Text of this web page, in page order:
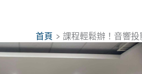
首頁 課程輕鬆辦！音響